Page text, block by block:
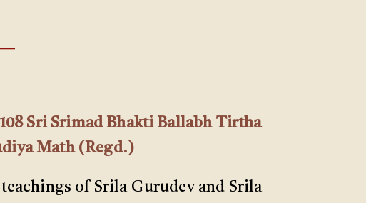
Sri Srimad Bhakti Ballabh Tirtha
Math (Regd.)
of Srila Gurudev and Srila